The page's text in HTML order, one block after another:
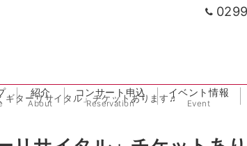
紹介
About
コンサート申込
Reservation
イベント情報
Event
ターリサイタル」チケットあります♬